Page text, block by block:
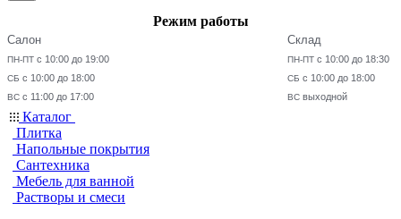
Режим работы
Салон
ПН-ПТ с 10:00 до 19:00
СБ с 10:00 до 18:00
ВС с 11:00 до 17:00
Склад
ПН-ПТ с 10:00 до 18:30
СБ с 10:00 до 18:00
ВС выходной
Каталог
Плитка
Напольные покрытия
Сантехника
Мебель для ванной
Растворы и смеси